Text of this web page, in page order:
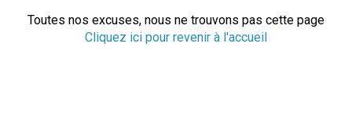
Toutes nos excuses, nous ne trouvons pas cette page
Cliquez ici pour revenir à l'accueil